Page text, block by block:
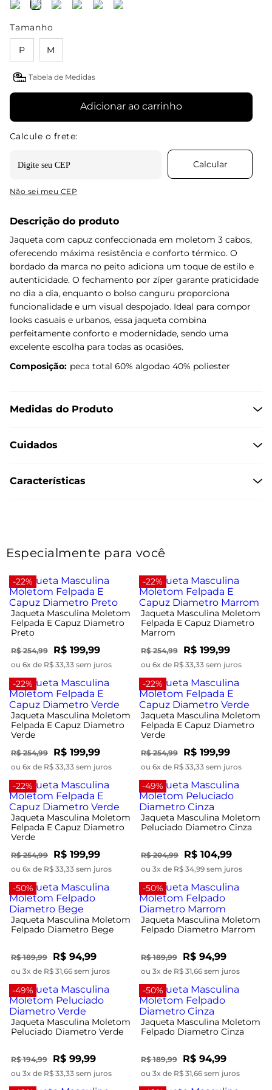
Tamanho
P M
Tabela de Medidas
Adicionar ao carrinho
Não sei meu CEP
Descrição do produto
Jaqueta com capuz confeccionada em moletom 3 cabos,
oferecendo máxima resistência e conforto térmico. O
bordado da marca no peito adiciona um toque de estilo e
autenticidade. O fechamento por zíper garante praticidade
no dia a dia, enquanto o bolso canguru proporciona
funcionalidade e um visual despojado. Ideal para compor
looks casuais e urbanos, essa jaqueta combina
perfeitamente conforto e modernidade, sendo uma
excelente escolha para todas as ocasiões.
Composição: peca total 60% algodao 40% poliester
Medidas do Produto
Cuidados
Características
Especialmente para você
-22%
Jaqueta Masculina Moletom
Felpada E Capuz Diametro
Preto
R$ 254,99 R$ 199,99
ou 6x de R$ 33,33 sem juros
-22%
Jaqueta Masculina Moletom
Felpada E Capuz Diametro
Marrom
R$ 254,99 R$ 199,99
ou 6x de R$ 33,33 sem juros
-22%
Jaqueta Masculina Moletom
Felpada E Capuz Diametro
Verde
R$ 254,99 R$ 199,99
ou 6x de R$ 33,33 sem juros
-22%
Jaqueta Masculina Moletom
Felpada E Capuz Diametro
Verde
R$ 254,99 R$ 199,99
ou 6x de R$ 33,33 sem juros
-22%
Jaqueta Masculina Moletom
Felpada E Capuz Diametro
Verde
R$ 254,99 R$ 199,99
ou 6x de R$ 33,33 sem juros
-49%
Jaqueta Masculina Moletom
Peluciado Diametro Cinza
R$ 204,99 R$ 104,99
ou 3x de R$ 34,99 sem juros
-50%
Jaqueta Masculina Moletom
Felpado Diametro Bege
R$ 189,99 R$ 94,99
ou 3x de R$ 31,66 sem juros
-50%
Jaqueta Masculina Moletom
Felpado Diametro Marrom
R$ 189,99 R$ 94,99
ou 3x de R$ 31,66 sem juros
-49%
Jaqueta Masculina Moletom
Peluciado Diametro Verde
R$ 194,99 R$ 99,99
ou 3x de R$ 33,33 sem juros
-50%
Jaqueta Masculina Moletom
Felpado Diametro Cinza
R$ 189,99 R$ 94,99
ou 3x de R$ 31,66 sem juros